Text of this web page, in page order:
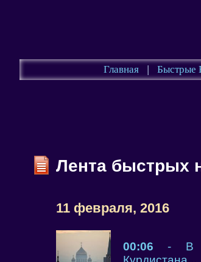
Главная | Быстрые
Лента быстрых
11 февраля, 2016
00:06 - В